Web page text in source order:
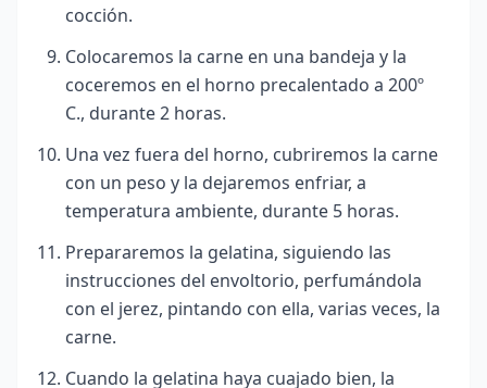
cocción.
Colocaremos la carne en una bandeja y la
coceremos en el horno precalentado a 200º
C., durante 2 horas.
Una vez fuera del horno, cubriremos la carne
con un peso y la dejaremos enfriar, a
temperatura ambiente, durante 5 horas.
Prepararemos la gelatina, siguiendo las
instrucciones del envoltorio, perfumándola
con el jerez, pintando con ella, varias veces, la
carne.
Cuando la gelatina haya cuajado bien, la